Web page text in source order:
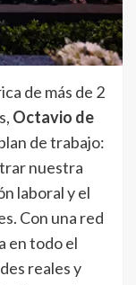
de más de 2
Octavio de
de trabajo:
nuestra
laboral y el
Con una red
en todo el
reales y